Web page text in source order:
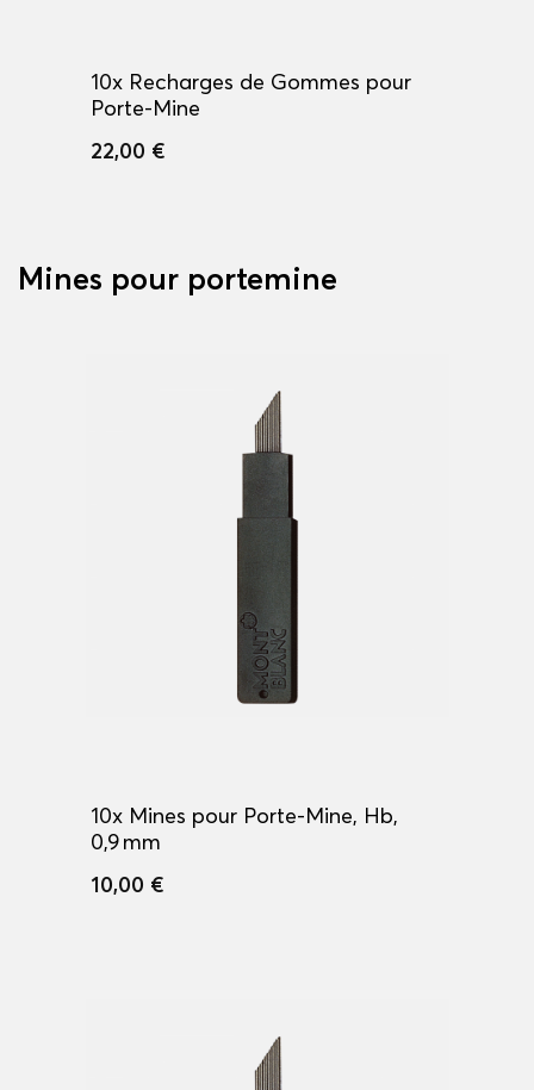
10x Recharges de Gommes pour
Porte-Mine
22,00 €
Mines pour portemine
10x Mines pour Porte-Mine, Hb,
0,9 mm
10,00 €